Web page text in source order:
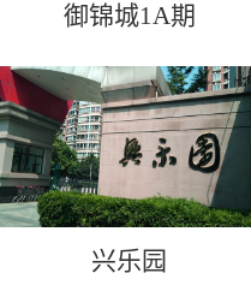
御锦城1A期
兴乐园